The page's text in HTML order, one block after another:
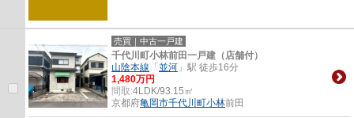
売買｜中古一戸建
千代川町小林前田一戸建（店舗付）
山陰本線 「並河 」駅 徒歩16分
1,480万円
間取:4LDK/93.15㎡
京都府亀岡市千代川町小林前田